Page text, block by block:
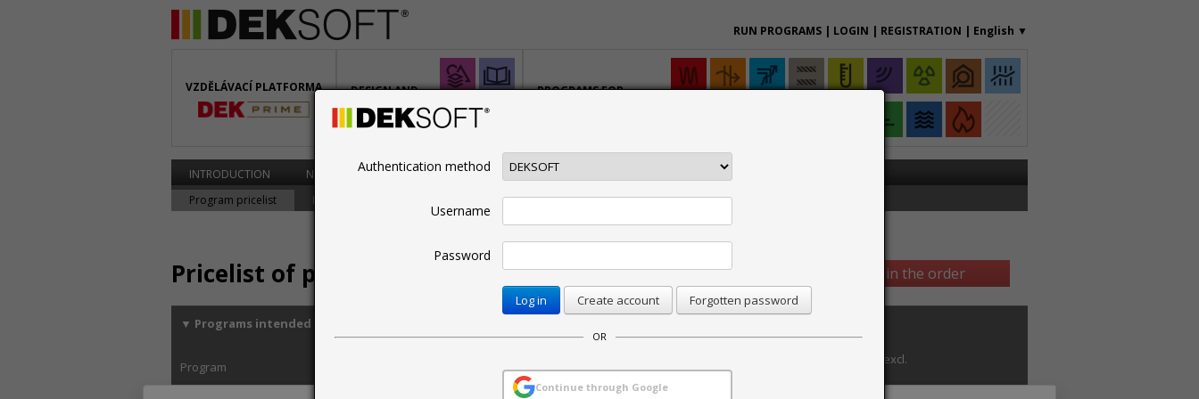
Authentication method
Username
Password
Create account Forgotten password
OR
Continue through Google
RUN PROGRAMS | LOGIN | REGISTRATION | English ▼
VZDĚLÁVACÍ PLATFORMA
DESIGN AND
BIM
PROGRAMS FOR
INTRODUCTION NEWS PROGRAMS PRICELIST BIM
Program pricelist
License extension
Pricelist of programs and packages Continue in the order
▼ Programs intended for international use.
Program Description
Annual price (excl.